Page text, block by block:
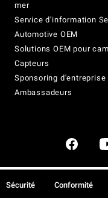
mer
Service d'information
Automotive OEM
Solutions OEM pour
Capteurs
Sponsoring d'entreprise
Ambassadeurs
Sécurité Conformité